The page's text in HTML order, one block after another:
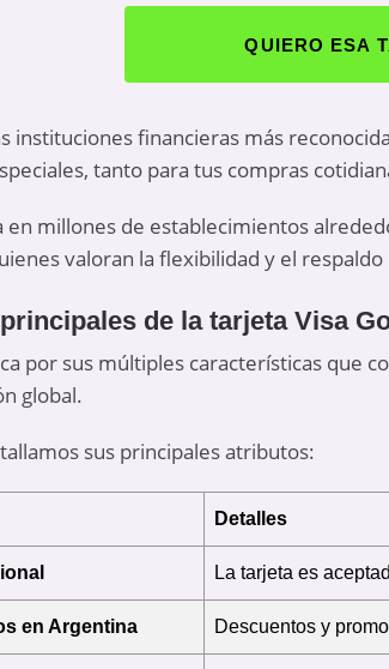
QUIERO ESA
instituciones financieras más
tanto para tus compras
en millones de establecimientos
valoran la flexibilidad y el
de la tarjeta Visa
por sus múltiples características que
global.
sus principales atributos:
Detalles
La tarjeta es
en Argentina Descuentos y